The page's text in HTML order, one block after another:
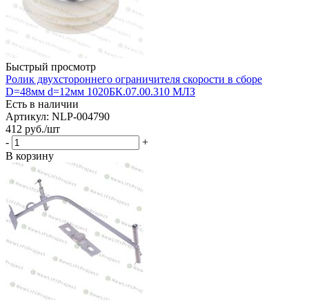
Быстрый просмотр
Ролик двухстороннего ограничителя скорости в сборе
D=48мм d=12мм 1020БК.07.00.310 МЛЗ
Есть в наличии
Артикул: NLP-004790
412 руб./шт
-
+
В корзину